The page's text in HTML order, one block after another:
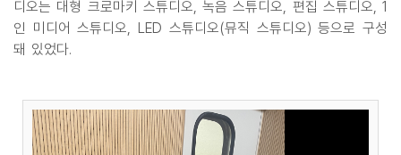
디오는 대형 크로마키 스튜디오, 녹음 스튜디오, 편집 스튜디오, 1
인 미디어 스튜디오, LED 스튜디오(뮤직 스튜디오) 등으로 구성
돼 있었다.